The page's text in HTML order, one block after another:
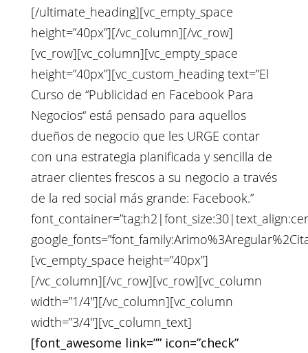
[/ultimate_heading][vc_empty_space
height=”40px”][/vc_column][/vc_row]
[vc_row][vc_column][vc_empty_space
height=”40px”][vc_custom_heading text=”El
Curso de “Publicidad en Facebook Para
Negocios“ está pensado para aquellos
dueños de negocio que les URGE contar
con una estrategia planificada y sencilla de
atraer clientes frescos a su negocio a través
de la red social más grande: Facebook.”
[vc_empty_space height=”40px”]
[/vc_column][/vc_row][vc_row][vc_column
width=”1/4″][/vc_column][vc_column
width=”3/4″][vc_column_text]
[font_awesome link=”” icon=”check”